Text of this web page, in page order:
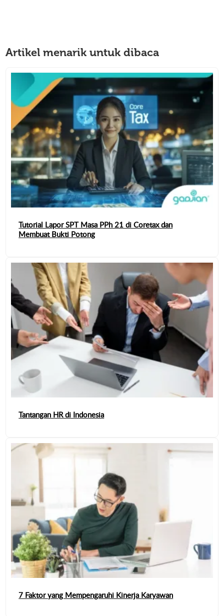
Artikel menarik untuk dibaca
Tutorial Lapor SPT Masa PPh 21 di Coretax dan
Membuat Bukti Potong
Tantangan HR di Indonesia
7 Faktor yang Mempengaruhi Kinerja Karyawan